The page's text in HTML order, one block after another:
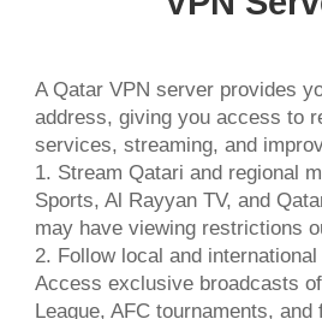
A Qatar VPN server provides
address, giving you access to
services, streaming, and
1. Stream Qatari and regional
Sports, Al Rayyan TV, and
may have viewing restrictions
2. Follow local and
Access exclusive broadcasts
League, AFC tournaments, and